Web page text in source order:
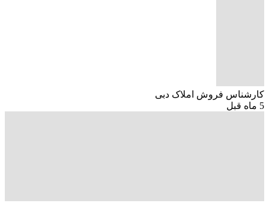
کارشناس فروش املاک دبی
5 ماه قبل